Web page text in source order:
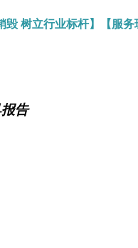
毁 树立行业标杆】【服
告